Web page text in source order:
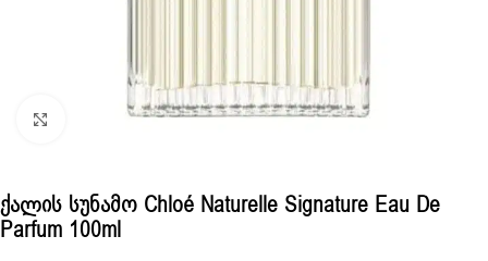
Click to enlarge
Ქალის Სუნამო Chloé Naturelle Signature Eau De
Parfum 100ml